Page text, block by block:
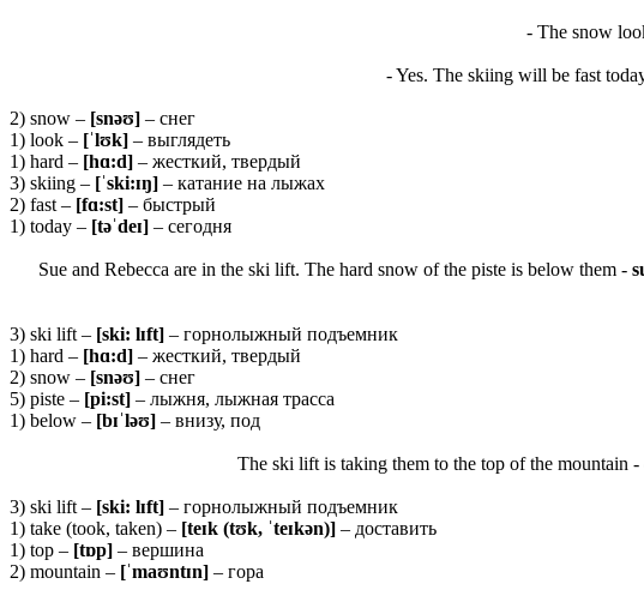
- The snow
- Yes. The skiing will be fast
2) snow – [snəʊ] – снег
1) look – [ˈlʊk] – выглядеть
1) hard – [hɑ:d] – жесткий, твердый
3) skiing – [ˈski:ɪŋ] – катание на лыжах
2) fast – [fɑ:st] – быстрый
1) today – [təˈdeɪ] – сегодня
Sue and Rebecca are in the ski lift. The hard snow of the piste is below them -
3) ski lift – [ski: lɪft] – горнолыжный подъемник
1) hard – [hɑ:d] – жесткий, твердый
2) snow – [snəʊ] – снег
5) piste – [pi:st] – лыжня, лыжная трасса
1) below – [bɪˈləʊ] – внизу, под
The ski lift is taking them to the top of the mountain -
3) ski lift – [ski: lɪft] – горнолыжный подъемник
1) take (took, taken) – [teɪk (tʊk, ˈteɪkən)] – доставить
1) top – [tɒp] – вершина
2) mountain – [ˈmaʊntɪn] – гора